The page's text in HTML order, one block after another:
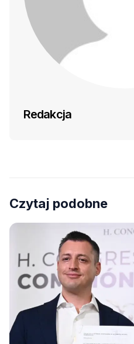
Redakcja
Czytaj podobne